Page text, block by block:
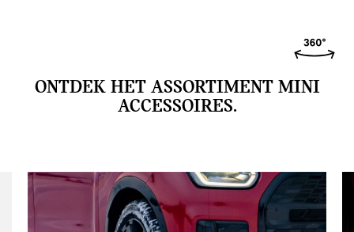
ONTDEK HET ASSORTIMENT MINI
ACCESSOIRES.